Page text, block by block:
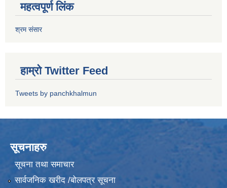
महत्वपूर्ण लिंक
श्रम संसार
हाम्रो Twitter Feed
Tweets by panchkhalmun
सूचनाहरु
सूचना तथा समाचार
सार्वजनिक खरीद /बोलपत्र सूचना